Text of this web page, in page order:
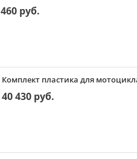
460 руб.
Комплект пластика для
40 430 руб.